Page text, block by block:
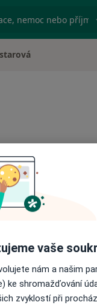
nemoc nebo
Rezervovat
Názory
vaše
nám a našim
ke shromažďování
zvyklostí při